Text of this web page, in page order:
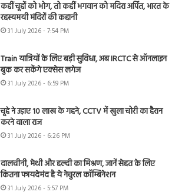
कहीं चूहों को भोग, तो कहीं भगवान को मदिरा अर्पित, भारत के
रहस्यमयी मंदिरों की कहानी
31 July 2026 - 7:54 PM
Train यात्रियों के लिए बड़ी सुविधा, अब IRCTC से ऑनलाइन
बुक कर सकेंगे एक्सेस लगेज
31 July 2026 - 6:59 PM
चूहे ने उड़ाए 10 लाख के गहने, CCTV में खुला चोरी का हैरान
करने वाला राज
31 July 2026 - 6:26 PM
दालचीनी, मेथी और हल्दी का मिश्रण, जानें सेहत के लिए
कितना फायदेमंद है ये नेचुरल कॉम्बिनेशन
31 July 2026 - 5:57 PM